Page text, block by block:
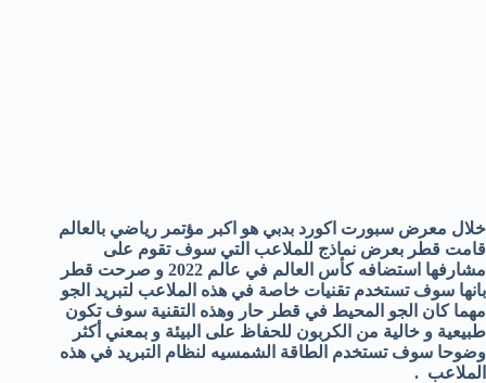
خلال معرض سبورت اكورد بدبي هو اكبر مؤتمر رياضي بالعالم
قامت قطر بعرض نماذج للملاعب التي سوف تقوم على
مشارفها استضافه كأس العالم في عالم 2022 و صرحت قطر
بانها سوف تستخدم تقنيات خاصة في هذه الملاعب لتبريد الجو
مهما كان الجو المحيط في قطر حار وهذه التقنية سوف تكون
طبيعية و خالية من الكربون للحفاظ على البيئة و بمعني أكثر
وضوحا سوف تستخدم الطاقة الشمسيه لنظام التبريد في هذه
الملاعب .